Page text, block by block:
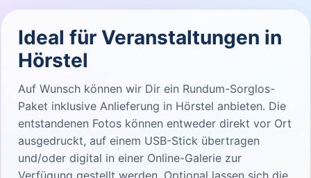
Ideal für Veranstaltungen in
Hörstel
Auf Wunsch können wir Dir ein Rundum-Sorglos-
Paket inklusive Anlieferung in Hörstel anbieten. Die
entstandenen Fotos können entweder direkt vor Ort
ausgedruckt, auf einem USB-Stick übertragen
und/oder digital in einer Online-Galerie zur
Verfügung gestellt werden. Optional lassen sich die